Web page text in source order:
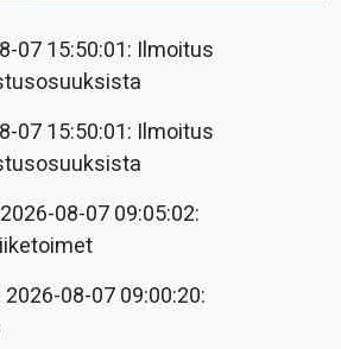
07 15:50:01: Ilmoitus
07 15:50:01: Ilmoitus
08-07 09:05:02:
2026-08-07 09:00:20: